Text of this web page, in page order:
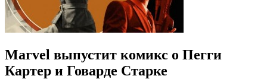
Marvel выпустит комикс о Пегги
Картер и Говарде Старке